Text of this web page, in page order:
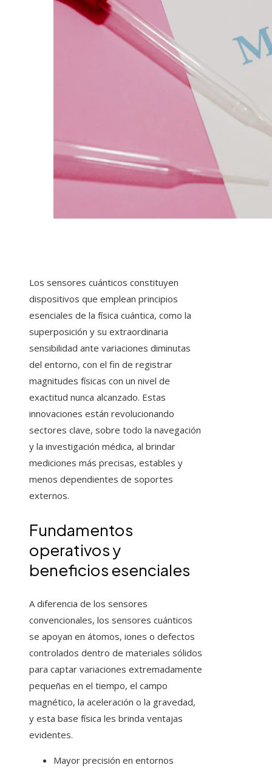
Los sensores cuánticos constituyen
dispositivos que emplean principios
esenciales de la física cuántica, como la
superposición y su extraordinaria
sensibilidad ante variaciones diminutas
del entorno, con el fin de registrar
magnitudes físicas con un nivel de
exactitud nunca alcanzado. Estas
innovaciones están revolucionando
sectores clave, sobre todo la navegación
y la investigación médica, al brindar
mediciones más precisas, estables y
menos dependientes de soportes
externos.
Fundamentos
operativos y
beneficios esenciales
A diferencia de los sensores
convencionales, los sensores cuánticos
se apoyan en átomos, iones o defectos
controlados dentro de materiales sólidos
para captar variaciones extremadamente
pequeñas en el tiempo, el campo
magnético, la aceleración o la gravedad,
y esta base física les brinda ventajas
evidentes.
Mayor precisión en entornos